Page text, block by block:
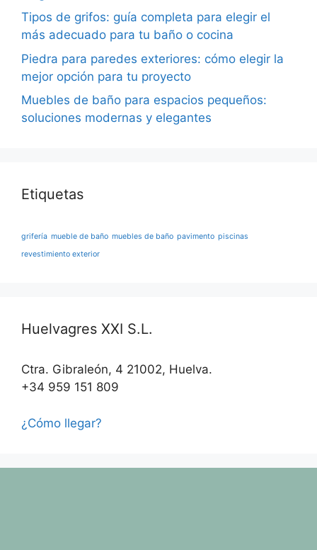
Tipos de grifos: guía completa para elegir el
más adecuado para tu baño o cocina
Piedra para paredes exteriores: cómo elegir la
mejor opción para tu proyecto
Muebles de baño para espacios pequeños:
soluciones modernas y elegantes
Etiquetas
grifería mueble de baño muebles de baño pavimento piscinas
revestimiento exterior
Huelvagres XXI S.L.
Ctra. Gibraleón, 4 21002, Huelva.
+34 959 151 809
¿Cómo llegar?